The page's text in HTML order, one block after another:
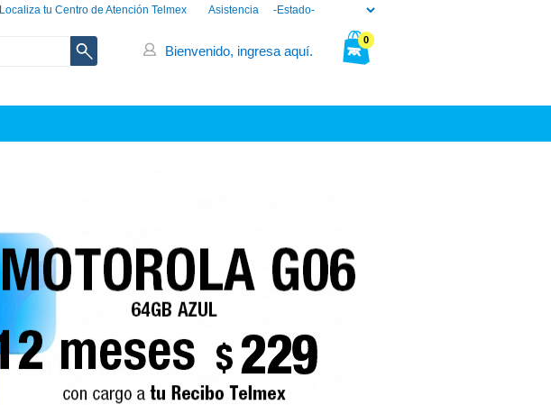
Asistencia
Localiza tu Centro de Atención Telmex
0
Bienvenido, ingresa aquí.